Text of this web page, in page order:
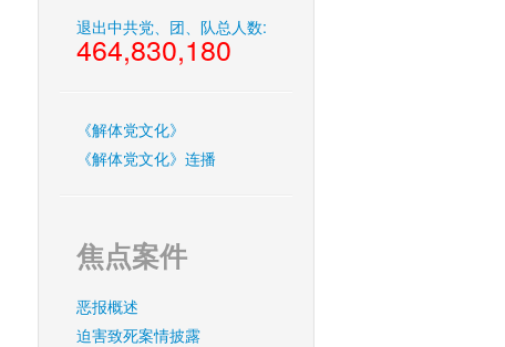
退出中共党、团、队总人数:
464,830,180
《解体党文化》
《解体党文化》连播
焦点案件
恶报概述
迫害致死案情披露